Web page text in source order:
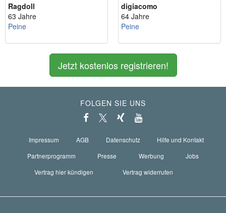
Ragdoll
63 Jahre
Peine
digiacomo
64 Jahre
Peine
Jetzt kostenlos registrieren!
FOLGEN SIE UNS
Impressum AGB Datenschutz
Hilfe und Kontakt
Partnerprogramm
Presse Werbung
Jobs
Vertrag hier kündigen
Vertrag widerrufen